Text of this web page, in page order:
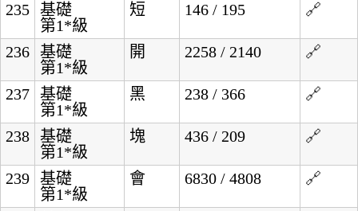
235
基礎
第1*級
短 146 / 195 🔗
236
基礎
第1*級
開 2258 / 2140 🔗
237
基礎
第1*級
黑 238 / 366 🔗
238
基礎
第1*級
塊 436 / 209 🔗
239
基礎
第1*級
會 6830 / 4808 🔗